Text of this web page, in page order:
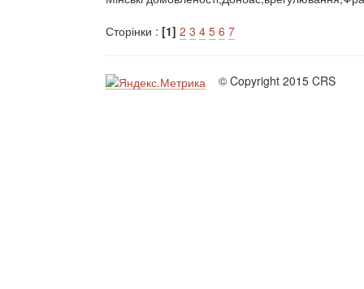
Сторінки : [1] 2 3 4 5 6 7
© Copyright 2015 CRS